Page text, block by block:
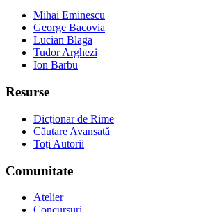
Mihai Eminescu
George Bacovia
Lucian Blaga
Tudor Arghezi
Ion Barbu
Resurse
Dicționar de Rime
Căutare Avansată
Toți Autorii
Comunitate
Atelier